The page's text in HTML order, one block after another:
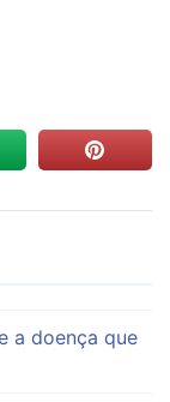
a doença que